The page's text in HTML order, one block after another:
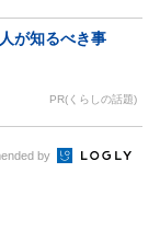
が知るべき事
PR(くらしの話題)
by